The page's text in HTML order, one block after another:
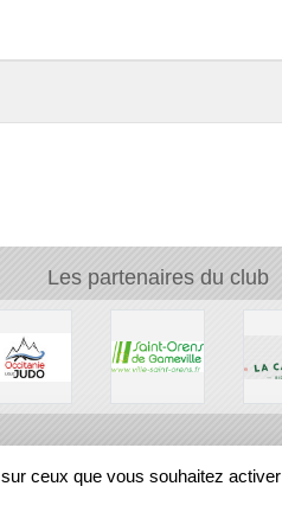
Les partenaires du club
ceux que vous souhaitez activer